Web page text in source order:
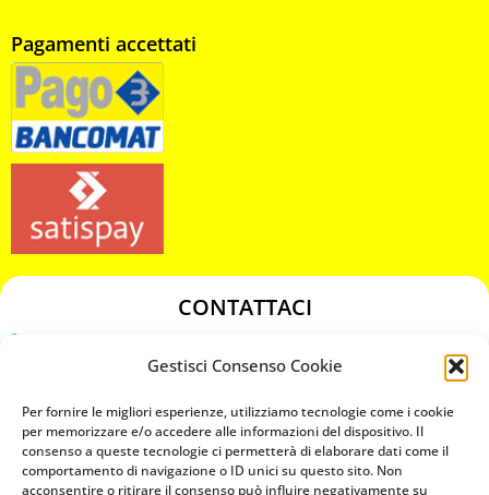
Gestisci Consenso Cookie
Per fornire le migliori esperienze, utilizziamo tecnologie come i cookie
per memorizzare e/o accedere alle informazioni del dispositivo. Il
consenso a queste tecnologie ci permetterà di elaborare dati come il
comportamento di navigazione o ID unici su questo sito. Non
acconsentire o ritirare il consenso può influire negativamente su
Pagamenti accettati
CONTATTACI
chiavicodificate@gmail.com
Privacy Policy